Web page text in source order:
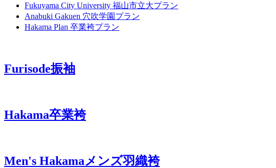
Fukuyama City University 福山市立大プラン
Anabuki Gakuen 穴吹学園プラン
Hakama Plan 卒業袴プラン
Furisode振袖
Hakama卒業袴
Men's Hakamaメンズ羽織袴